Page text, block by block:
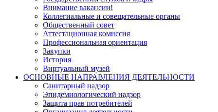
Внимание вакансии!
Коллегиальные и совещательные органы
Общественный совет
Аттестационная комиссия
Профессиональная ориентация
Закупки
История
Виртуальный музей
ОСНОВНЫЕ НАПРАВЛЕНИЯ ДЕЯТЕЛЬНОСТИ
Санитарный надзор
Эпидемиологический надзор
Защита прав потребителей